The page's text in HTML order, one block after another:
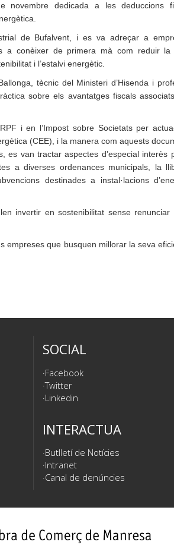
novembre dedicada a les deduccions
de Bufalvent, i es va adreçar a
a conèixer de primera mà com reduir la
i l’estalvi energètic.
tècnic del Ministeri d’Hisenda i
sobre els avantatges fiscals
i en l’Impost sobre Societats per
(CEE), i la manera com aquests
es van tractar aspectes d’especial interès
a diverses ordenances municipals, la
destinades a instal·lacions
invertir en sostenibilitat sense renunciar
empreses que busquen millorar la seva
SOCIAL
Facebook
Twitter
Linkedin
INTERACTUA
Butlletí de Notícies
Intranet
Canal de denúncies